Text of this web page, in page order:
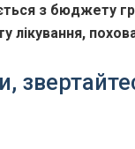
з бюджету
лікування,